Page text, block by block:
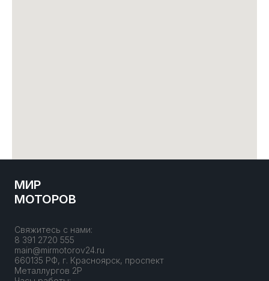
МИР
МОТОРОВ
Свяжитесь с нами:
8 391 2720 555
main@mirmotorov24.ru
660135 РФ, г. Красноярск, проспект
Металлургов 2Р